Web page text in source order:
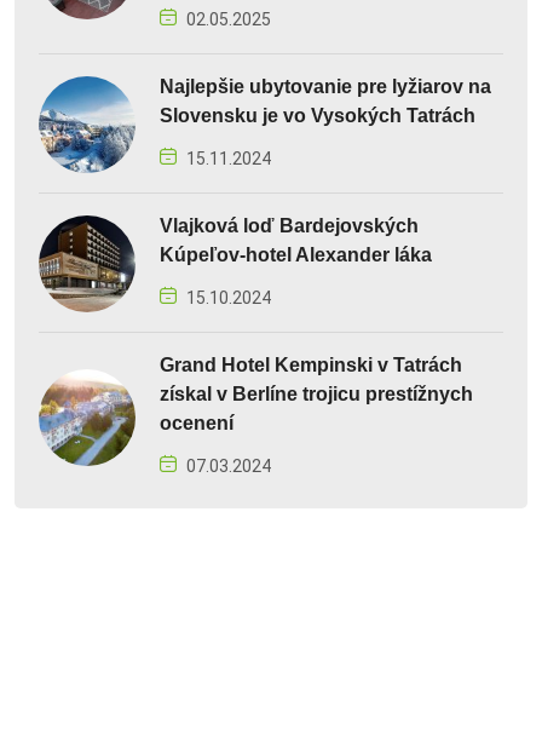
02.05.2025
Najlepšie ubytovanie pre lyžiarov na
Slovensku je vo Vysokých Tatrách
15.11.2024
Vlajková loď Bardejovských
Kúpeľov-hotel Alexander láka
15.10.2024
Grand Hotel Kempinski v Tatrách
získal v Berlíne trojicu prestížnych
ocenení
07.03.2024